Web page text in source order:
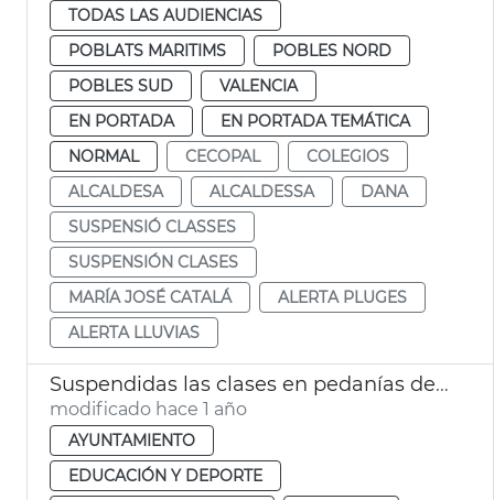
TODAS LAS AUDIENCIAS
POBLATS MARITIMS
POBLES NORD
POBLES SUD
VALENCIA
EN PORTADA
EN PORTADA TEMÁTICA
NORMAL
CECOPAL
COLEGIOS
ALCALDESA
ALCALDESSA
DANA
SUSPENSIÓ CLASSES
SUSPENSIÓN CLASES
MARÍA JOSÉ CATALÁ
ALERTA PLUGES
ALERTA LLUVIAS
Suspendidas las clases en pedanías del Sur de València por lluvias
modificado hace 1 año
AYUNTAMIENTO
EDUCACIÓN Y DEPORTE